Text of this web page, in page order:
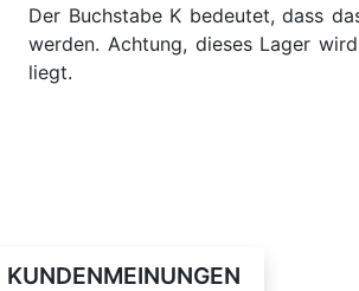
Der Buchstabe K bedeutet, dass
werden. Achtung, dieses Lager
liegt.
KUNDENMEINUNGEN